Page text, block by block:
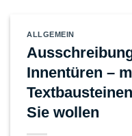
ALLGEMEIN
Innentüren –
Sie wollen